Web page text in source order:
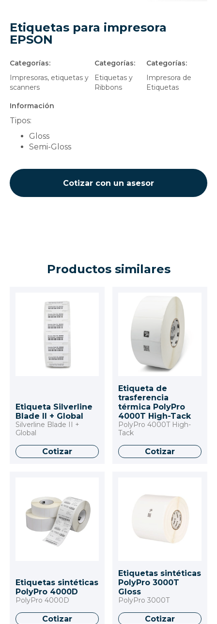
Etiquetas para impresora
EPSON
Categorías:
Impresoras, etiquetas y
scanners
Categorías:
Etiquetas y
Ribbons
Categorías:
Impresora de
Etiquetas
Información
Tipos:
Gloss
Semi-Gloss
Cotizar con un asesor
Productos similares
Etiqueta Silverline
Blade II + Global
Silverline Blade II +
Global
Cotizar
Etiqueta de
trasferencia
térmica PolyPro
4000T High-Tack
PolyPro 4000T High-
Tack
Cotizar
Etiquetas sintéticas
PolyPro 4000D
PolyPro 4000D
Cotizar
Etiquetas sintéticas
PolyPro 3000T
Gloss
PolyPro 3000T
Cotizar